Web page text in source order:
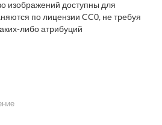
изображений доступны для
по лицензии CC0, не требуя
либо атрибуций